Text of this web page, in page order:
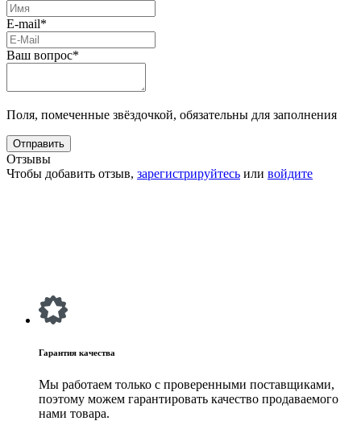
E-mail*
Ваш вопрос*
Поля, помеченные звёздочкой, обязательны для заполнения
Отзывы
Чтобы добавить отзыв, зарегистрируйтесь или войдите
Гарантия качества
Мы работаем только с проверенными поставщиками,
поэтому можем гарантировать качество продаваемого
нами товара.